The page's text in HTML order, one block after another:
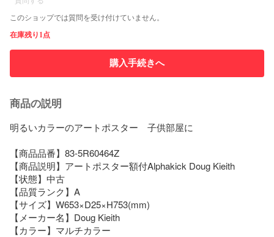
このショップでは質問を受け付けていません。
在庫残り1点
購入手続きへ
商品の説明
明るいカラーのアートポスター　子供部屋に
【商品品番】83-5R60464Z
【商品説明】アートポスター額付Alphakick Doug Kieith
【状態】中古
【品質ランク】A
【サイズ】W653×D25×H753(mm)
【メーカー名】Doug Kieith
【カラー】マルチカラー